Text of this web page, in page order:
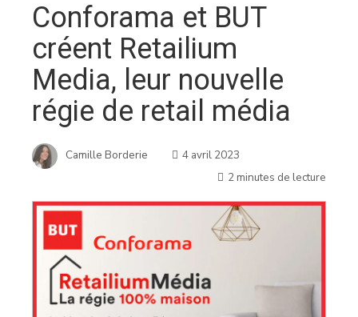
Conforama et BUT
créent Retailium
Media, leur nouvelle
régie de retail média
Camille Borderie
4 avril 2023
2 minutes de lecture